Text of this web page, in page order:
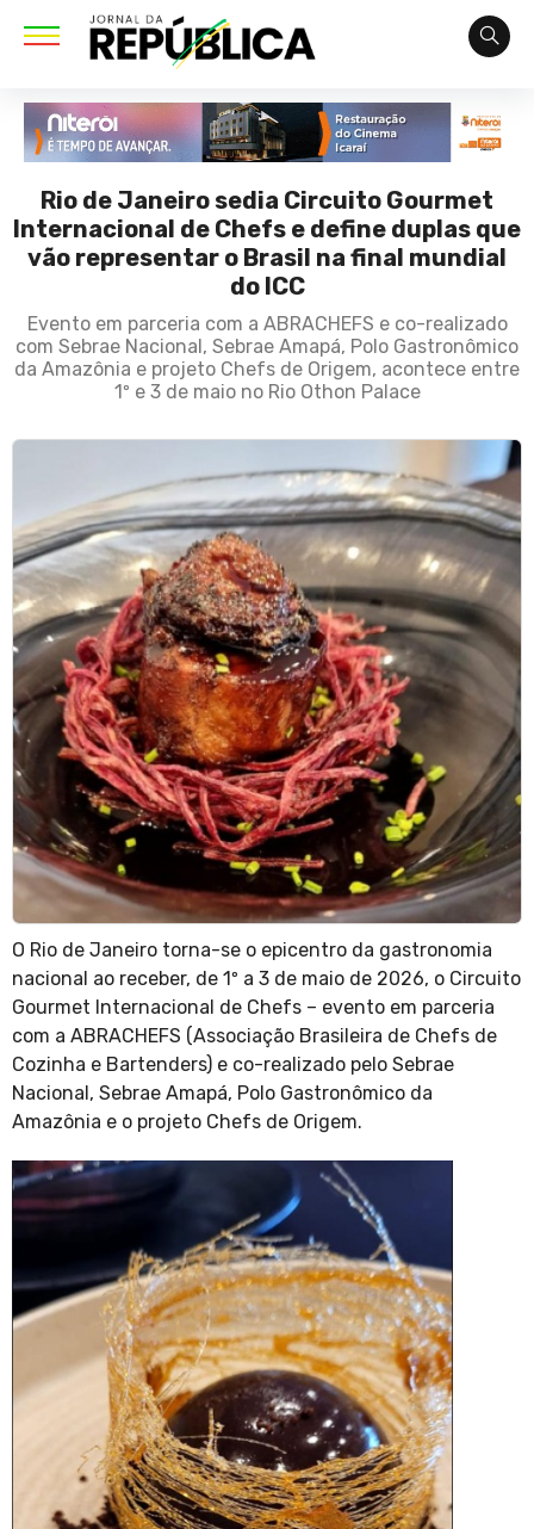
Rio de Janeiro sedia Circuito Gourmet
Internacional de Chefs e define duplas que
vão representar o Brasil na final mundial
do ICC
Evento em parceria com a ABRACHEFS e co-realizado
com Sebrae Nacional, Sebrae Amapá, Polo Gastronômico
da Amazônia e projeto Chefs de Origem, acontece entre
1º e 3 de maio no Rio Othon Palace
O Rio de Janeiro torna-se o epicentro da gastronomia
nacional ao receber, de 1º a 3 de maio de 2026, o Circuito
Gourmet Internacional de Chefs – evento em parceria
com a ABRACHEFS (Associação Brasileira de Chefs de
Cozinha e Bartenders) e co-realizado pelo Sebrae
Nacional, Sebrae Amapá, Polo Gastronômico da
Amazônia e o projeto Chefs de Origem.